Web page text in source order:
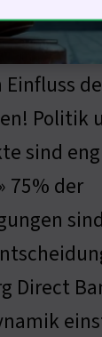
Einfluss
Politik
sind
75% der
Direct